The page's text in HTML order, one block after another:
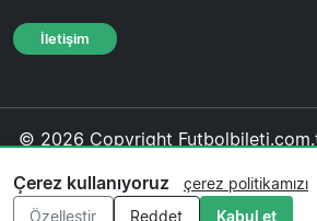
İletişim
© 2026 Copyright
Editoryal politika
Çerez kullanıyoruz
çerez politikamızı
Özelleştir
Reddet Kabul et